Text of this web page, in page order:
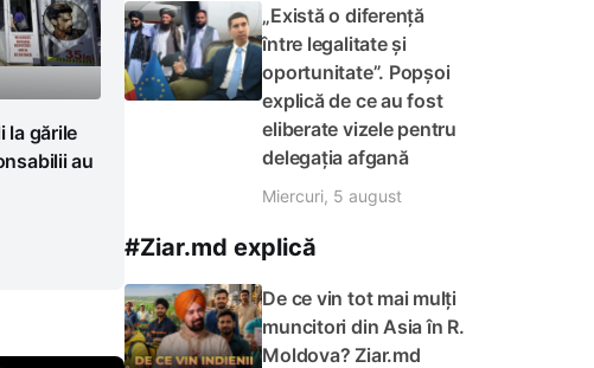
la gările
au
„Există o diferență
între legalitate și
oportunitate”. Popșoi
explică de ce au fost
eliberate vizele pentru
delegația afgană
Miercuri, 5 august
#Ziar.md explică
De ce vin tot mai mulți
muncitori din Asia în R.
Moldova? Ziar.md